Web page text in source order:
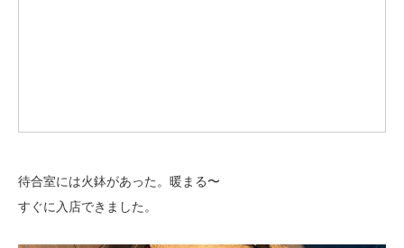
待合室には火鉢があった。暖まる〜
すぐに入店できました。